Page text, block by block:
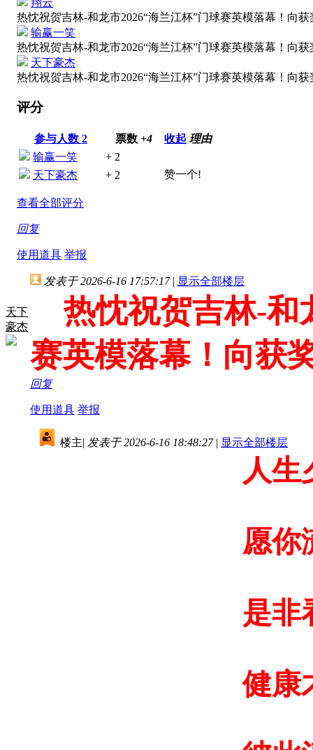
翔云
热忱祝贺吉林-和龙市2026“海兰江杯”门球赛英模落幕！向
输赢一笑
热忱祝贺吉林-和龙市2026“海兰江杯”门球赛英模落幕！向
天下豪杰
热忱祝贺吉林-和龙市2026“海兰江杯”门球赛英模落幕！向
评分
参与人数 2 票数 +4 收起 理由
输赢一笑
+ 2
天下豪杰
+ 2 赞一个!
查看全部评分
回复
使用道具 举报
天下
豪杰
发表于 2026-6-16 17:57:17 | 显示全部楼层
热忱祝贺吉林-和
赛英模落幕！向获
回复
使用道具 举报
楼主| 发表于 2026-6-16 18:48:27 | 显示全部楼层
人生
愿你
是非
健康